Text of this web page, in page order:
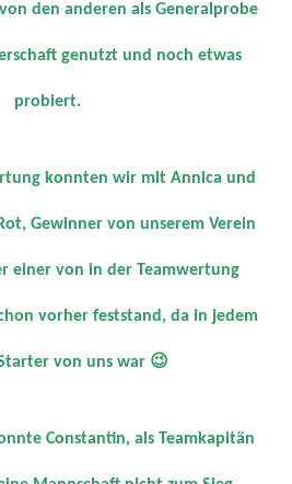
den anderen als Generalprobe
genutzt und noch etwas
probiert.
konnten wir mit Annica und
Gewinner von unserem Verein
einer von in der Teamwertung
vorher feststand, da in jedem
von uns war 😉
Constantin, als Teamkapitän